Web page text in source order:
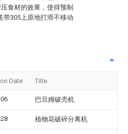
食材的效果，使得预制
带305上原地打滑不移动
Date Title
巴旦姆破壳机
植物花破碎分离机